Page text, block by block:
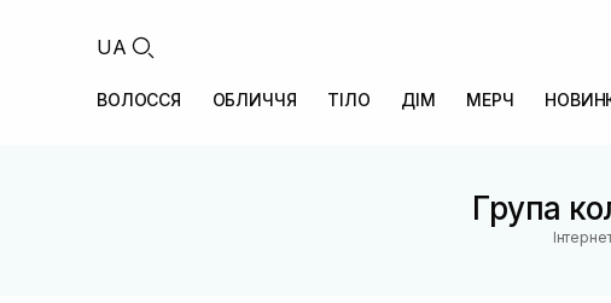
UA
ВОЛОССЯ ОБЛИЧЧЯ ТІЛО ДІМ МЕРЧ
Група